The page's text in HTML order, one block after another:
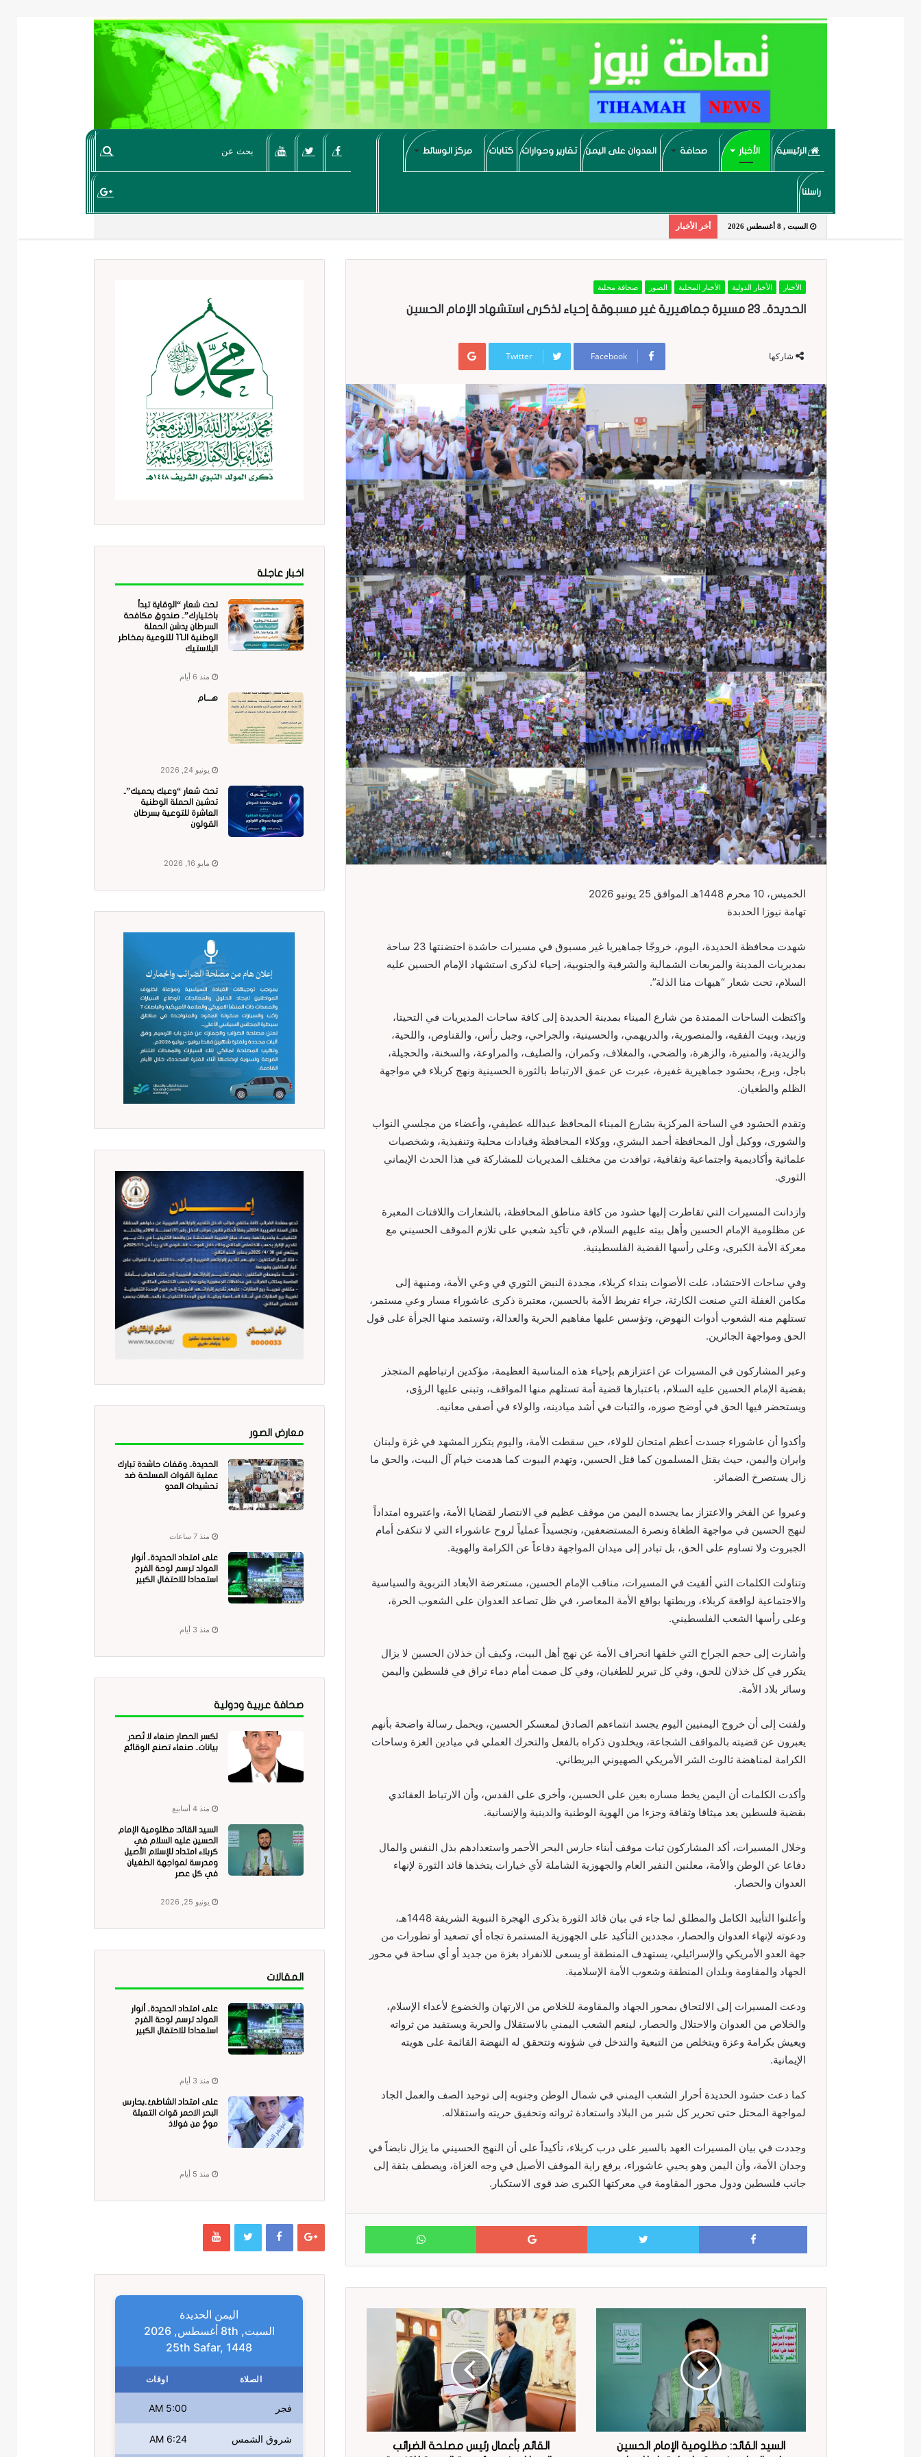
الرئيسية الأخبار صحافة العدوان على اليمن تقارير وحوارات كتابات مركز الوسائط
راسلنا
السبت , 8 أغسطس 2026 أخر الأخبار
الأخبار الأخبار الدولية الأخبار المحلية الصور صحافة محلية
الحديدة.. 23 مسيرة جماهيرية غير مسبوقة إحياء لذكرى استشهاد الإمام الحسين
شاركها Facebook
Twitter
Google+
الخميس، 10 محرم 1448هـ الموافق 25 يونيو 2026
تهامة نيوزl الحدبدة
شهدت محافظة الحديدة، اليوم، خروجًا جماهيريا غير مسبوق في مسيرات حاشدة احتضنتها 23 ساحة
بمديريات المدينة والمربعات الشمالية والشرقية والجنوبية، إحياء لذكرى استشهاد الإمام الحسين عليه
السلام، تحت شعار “هيهات منا الذلة”.
واكتظت الساحات الممتدة من شارع الميناء بمدينة الحديدة إلى كافة ساحات المديريات في التحيتا،
وزبيد، وبيت الفقيه، والمنصورية، والدريهمي، والحسينية، والجراحي، وجبل رأس، والقناوص، واللحية،
والزيدية، والمنيرة، والزهرة، والضحي، والمغلاف، وكمران، والصليف، والمراوعة، والسخنة، والحجيلة،
باجل، وبرع، بحشود جماهيرية غفيرة، عبرت عن عمق الارتباط بالثورة الحسينية ونهج كربلاء في مواجهة
الظلم والطغيان.
وتقدم الحشود في الساحة المركزية بشارع الميناء المحافظ عبدالله عطيفي، وأعضاء من مجلسي النواب
والشورى، ووكيل أول المحافظة أحمد البشري، ووكلاء المحافظة وقيادات محلية وتنفيذية، وشخصيات
علمائية وأكاديمية واجتماعية وثقافية، توافدت من مختلف المديريات للمشاركة في هذا الحدث الإيماني
الثوري.
وازدانت المسيرات التي تقاطرت إليها حشود من كافة مناطق المحافظة، بالشعارات واللافتات المعبرة
عن مظلومية الإمام الحسين وأهل بيته عليهم السلام، في تأكيد شعبي على تلازم الموقف الحسيني مع
معركة الأمة الكبرى، وعلى رأسها القضية الفلسطينية.
وفي ساحات الاحتشاد، علت الأصوات بنداء كربلاء، مجددة النبض الثوري في وعي الأمة، ومنبهة إلى
مكامن الغفلة التي صنعت الكارثة، جراء تفريط الأمة بالحسين، معتبرة ذكرى عاشوراء مسار وعي مستمر،
تستلهم منه الشعوب أدوات النهوض، وتؤسس عليها مفاهيم الحرية والعدالة، وتستمد منها الجرأة على قول
الحق ومواجهة الجائرين.
وعبر المشاركون في المسيرات عن اعتزازهم بإحياء هذه المناسبة العظيمة، مؤكدين ارتباطهم المتجذر
بقضية الإمام الحسين عليه السلام، باعتبارها قضية أمة تستلهم منها المواقف، وتبنى عليها الرؤى،
ويستحضر فيها الحق في أوضح صوره، والثبات في أشد ميادينه، والولاء في أصفى معانيه.
وأكدوا أن عاشوراء جسدت أعظم امتحان للولاء، حين سقطت الأمة، واليوم يتكرر المشهد في غزة ولبنان
وايران واليمن، حيث يقتل المسلمون كما قتل الحسين، وتهدم البيوت كما هدمت خيام آل البيت، والحق ما
زال يستصرخ الضمائر.
وعبروا عن الفخر والاعتزاز بما يجسده اليمن من موقف عظيم في الانتصار لقضايا الأمة، واعتبروه امتداداً
لنهج الحسين في مواجهة الطغاة ونصرة المستضعفين، وتجسيداً عملياً لروح عاشوراء التي لا تنكفئ أمام
الجبروت ولا تساوم على الحق، بل تبادر إلى ميدان المواجهة دفاعاً عن الكرامة والهوية.
وتناولت الكلمات التي ألقيت في المسيرات، مناقب الإمام الحسين، مستعرضة الأبعاد التربوية والسياسية
والاجتماعية لواقعة كربلاء، وربطتها بواقع الأمة المعاصر، في ظل تصاعد العدوان على الشعوب الحرة،
وعلى رأسها الشعب الفلسطيني.
وأشارت إلى حجم الجراح التي خلفها انحراف الأمة عن نهج أهل البيت، وكيف أن خذلان الحسين لا يزال
يتكرر في كل خذلان للحق، وفي كل تبرير للطغيان، وفي كل صمت أمام دماء تراق في فلسطين واليمن
وسائر بلاد الأمة.
ولفتت إلى أن خروج اليمنيين اليوم يجسد انتماءهم الصادق لمعسكر الحسين، ويحمل رسالة واضحة بأنهم
يعبرون عن قضيته بالمواقف الشجاعة، ويخلدون ذكراه بالفعل والتحرك العملي في ميادين العزة وساحات
الكرامة لمناهضة ثالوث الشر الأمريكي الصهيوني البريطاني.
وأكدت الكلمات أن اليمن يخط مساره بعين على الحسين، وأخرى على القدس، وأن الارتباط العقائدي
بقضية فلسطين يعد ميثاقا وثقافة وجزءا من الهوية الوطنية والدينية والإنسانية.
وخلال المسيرات، أكد المشاركون ثبات موقف أبناء حارس البحر الأحمر واستعدادهم بذل النفس والمال
دفاعا عن الوطن والأمة، معلنين النفير العام والجهوزية الشاملة لأي خيارات يتخذها قائد الثورة لإنهاء
العدوان والحصار.
وأعلنوا التأييد الكامل والمطلق لما جاء في بيان قائد الثورة بذكرى الهجرة النبوية الشريفة 1448هـ،
ودعوته لإنهاء العدوان والحصار، مجددين التأكيد على الجهوزية المستمرة تجاه أي تصعيد أو تطورات من
جهة العدو الأمريكي والإسرائيلي، يستهدف المنطقة أو يسعى للانفراد بغزة من جديد أو أي ساحة في محور
الجهاد والمقاومة وبلدان المنطقة وشعوب الأمة الإسلامية.
ودعت المسيرات إلى الالتحاق بمحور الجهاد والمقاومة للخلاص من الارتهان والخضوع لأعداء الإسلام،
والخلاص من العدوان والاحتلال والحصار، لينعم الشعب اليمني بالاستقلال والحرية ويستفيد من ثرواته
ويعيش بكرامة وعزة ويتخلص من التبعية والتدخل في شؤونه وتتحقق له النهضة القائمة على هويته
الإيمانية.
كما دعت حشود الحديدة أحرار الشعب اليمني في شمال الوطن وجنوبه إلى توحيد الصف والعمل الجاد
لمواجهة المحتل حتى تحرير كل شبر من البلاد واستعادة ثرواته وتحقيق حريته واستقلاله.
وجددت في بيان المسيرات العهد بالسير على درب كربلاء، تأكيداً على أن النهج الحسيني ما يزال نابضاً في
وجدان الأمة، وأن اليمن وهو يحيي عاشوراء، يرفع راية الموقف الأصيل في وجه الغزاة، ويصطف بثقة إلى
جانب فلسطين ودول محور المقاومة في معركتها الكبرى ضد قوى الاستكبار.
Facebook
Twitter
Google+
WhatsApp
السيد القائد: مظلومية الإمام الحسين
القائم بأعمال رئيس مصلحة الضرائب
اخبار عاجلة
تحت شعار “الوقاية تبدأ
باختيارك”.. صندوق مكافحة
السرطان يدشن الحملة
الوطنية الـ11 للتوعية بمخاطر
البلاستيك
منذ 6 أيام
هــــام
يونيو 24, 2026
تحت شعار “وعيك يحميك”..
تدشين الحملة الوطنية
العاشرة للتوعية بسرطان
القولون
مايو 16, 2026
معارض الصور
الحديدة.. وقفات حاشدة تبارك
عملية القوات المسلحة ضد
تحشيدات العدو
منذ 7 ساعات
على امتداد الحديدة.. أنوار
المولد ترسم لوحة الفرح
استعدادا للاحتفال الكبير
منذ 3 أيام
صحافة عربية ودولية
لكسر الحصار صنعاء لا تُصدر
بيانات.. صنعاء تصنع الوقائع
منذ 4 أسابيع
السيد القائد: مظلومية الإمام
الحسين عليه السلام في
كربلاء امتداد للإسلام الأصيل
ومدرسة لمواجهة الطغيان
في كل عصر
يونيو 25, 2026
المقالات
على امتداد الحديدة.. أنوار
المولد ترسم لوحة الفرح
استعدادا للاحتفال الكبير
منذ 3 أيام
على امتداد الشاطئ..بحارس
البحر الاحمر قوات التعبئة
موجٌ من فولاذ
منذ 5 أيام
اليمن الحديدة
السبت, 8th أغسطس, 2026
25th Safar, 1448
الصلاة اوقات
فجر 5:00 AM
شروق الشمس 6:24 AM